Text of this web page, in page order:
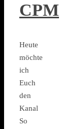
CPM
Heute
möchte
ich
Euch
den
Kanal
So